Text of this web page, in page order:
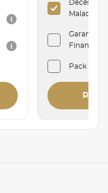
Décès,
Maladie
Garantie
Financière
Pack Auto